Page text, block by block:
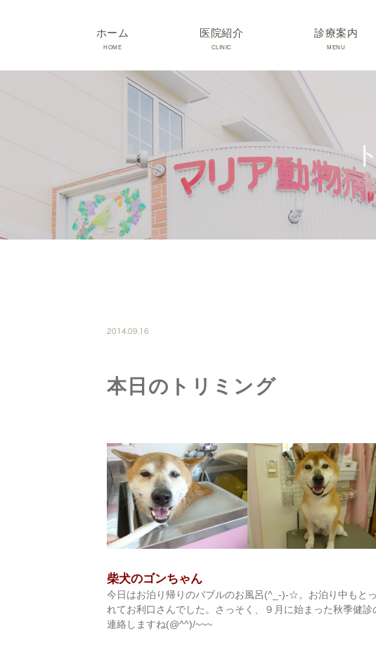
ホーム
HOME
医院紹介
CLINIC
院長･スタッフ紹介
診療時間･アクセス
院内紹介･初診の方へ
医院設備
診療案内
MENU
2014.09.16
本日のトリミング
柴犬のゴンちゃん
今日はお泊り帰りのバブルのお風呂(^_-)-☆。お泊り中もと
れてお利口さんでした。さっそく、９月に始まった秋季健
連絡しますね(@^^)/~~~